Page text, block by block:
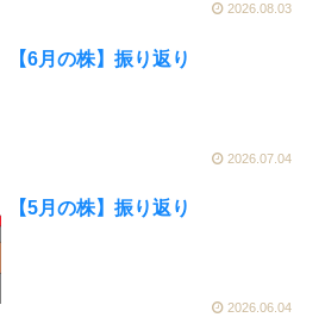
2026.08.03
【6月の株】振り返り
2026.07.04
【5月の株】振り返り
2026.06.04